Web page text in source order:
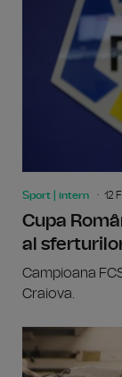
Sport | intern 12
Cupa
al
Campioana
Craiova.